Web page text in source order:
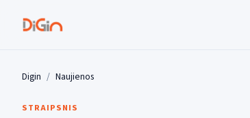
Digin Naujienos
STRAIPSNIS